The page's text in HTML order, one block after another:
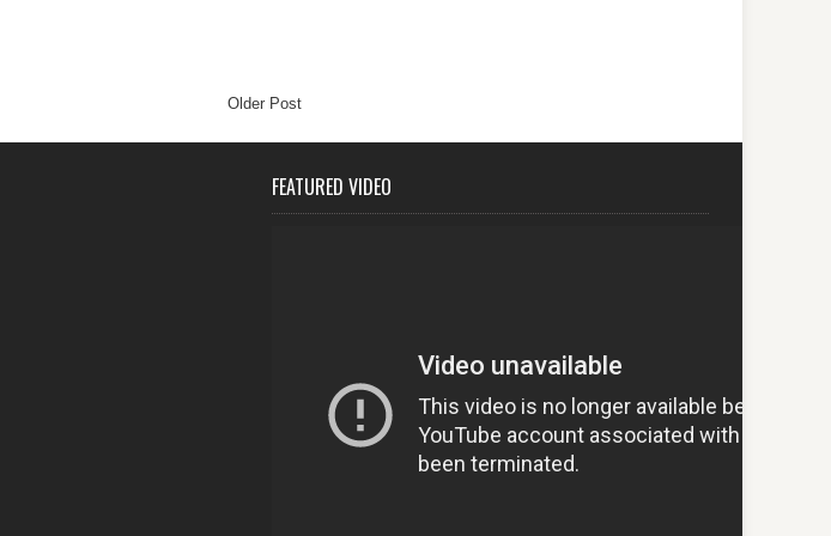
Older Post
FEATURED VIDEO